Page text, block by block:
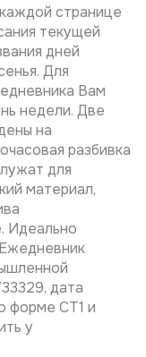
странице
текущей
дней
Для
Вам
недели. Две
на
разбивка
для
материал,
Идеально
дата
форме СТ1 и
у